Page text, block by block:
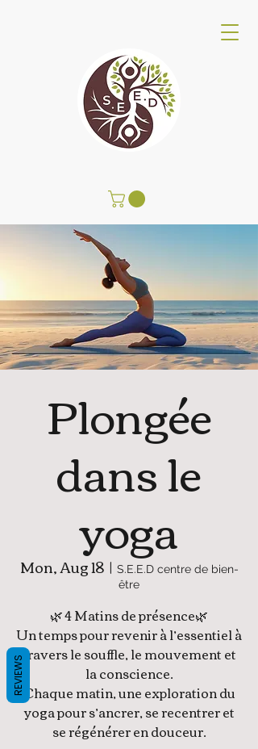
Plongée
dans le
yoga
Mon, Aug 18
  |
S.E.E.D centre de bien-
être
🌿 4 Matins de présence🌿
Un temps pour revenir à l’essentiel à
travers le souffle, le mouvement et
la conscience.
Chaque matin, une exploration du
yoga pour s’ancrer, se recentrer et
se régénérer en douceur.
REVIEWS